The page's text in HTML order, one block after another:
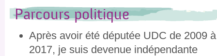
Parcours politique
Après avoir été députée UDC de 2009 à
2017, je suis devenue indépendante